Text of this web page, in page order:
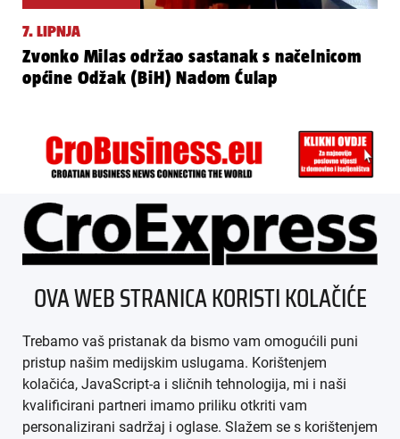
7. LIPNJA
Zvonko Milas održao sastanak s načelnicom
općine Odžak (BiH) Nadom Ćulap
ÜBER UNS
IMPRESSUM
AGB
DATENSCHUTZ
OVA WEB STRANICA KORISTI KOLAČIĆE
Trebamo vaš pristanak da bismo vam omogućili puni
pristup našim medijskim uslugama. Korištenjem
kolačića, JavaScript-a i sličnih tehnologija, mi i naši
kvalificirani partneri imamo priliku otkriti vam
personalizirani sadržaj i oglase. Slažem se s korištenjem